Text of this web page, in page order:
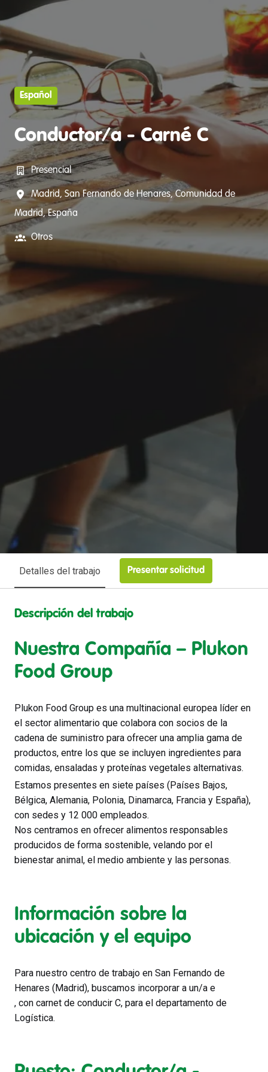
Español
Conductor/a - Carné C
Presencial
Madrid, San Fernando de Henares, Comunidad de
Madrid, España
Otros
Detalles del trabajo Presentar solicitud
Descripción del trabajo
Nuestra Compañía – Plukon
Food Group
Plukon Food Group es una multinacional europea líder en
el sector alimentario que colabora con socios de la
cadena de suministro para ofrecer una amplia gama de
productos, entre los que se incluyen ingredientes para
comidas, ensaladas y proteínas vegetales alternativas.
Estamos presentes en siete países (Países Bajos,
Bélgica, Alemania, Polonia, Dinamarca, Francia y España),
con sedes y 12 000 empleados.
Nos centramos en ofrecer alimentos responsables
producidos de forma sostenible, velando por el
bienestar animal, el medio ambiente y las personas.
Información sobre la
ubicación y el equipo
Para nuestro centro de trabajo en San Fernando de
Henares (Madrid), buscamos incorporar a un/a e
, con carnet de conducir C, para el departamento de
Logística.